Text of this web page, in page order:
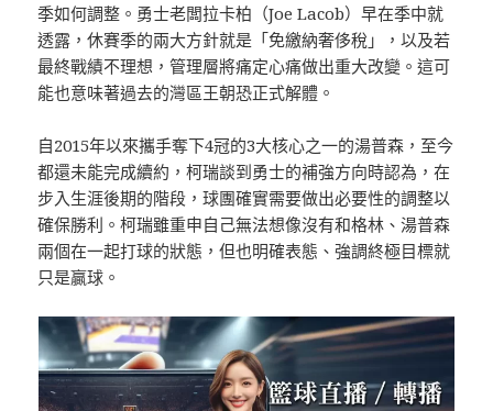
季如何調整。勇士老闆拉卡柏（Joe Lacob）早在季中就
透露，休賽季的兩大方針就是「免繳納奢侈稅」，以及若
最終戰績不理想，管理層將痛定心痛做出重大改變。這可
能也意味著過去的灣區王朝恐正式解體。
自2015年以來攜手奪下4冠的3大核心之一的湯普森，至今
都還未能完成續約，柯瑞談到勇士的補強方向時認為，在
步入生涯後期的階段，球團確實需要做出必要性的調整以
確保勝利。柯瑞雖重申自己無法想像沒有和格林、湯普森
兩個在一起打球的狀態，但也明確表態、強調終極目標就
只是贏球。